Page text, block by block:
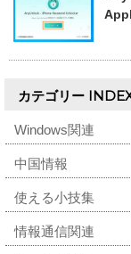
カテゴリー
Windows関連
中国情報
使える小技集
情報通信関連